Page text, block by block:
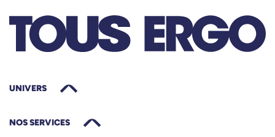
UNIVERS
NOS SERVICES